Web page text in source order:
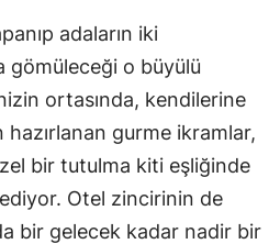
Tekirdağ
Trabzon
Tunceli
adaların iki
gömüleceği o büyülü
ortasında, kendilerine
gurme ikramlar,
bir tutulma kiti eşliğinde
Otel zincirinin de
bir gelecek kadar nadir bir